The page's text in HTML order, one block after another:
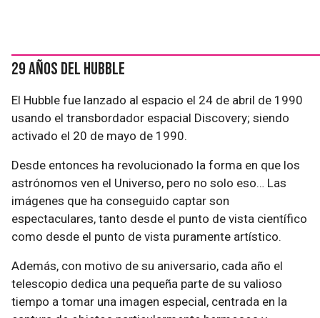
29 años del Hubble
El Hubble fue lanzado al espacio el 24 de abril de 1990
usando el transbordador espacial Discovery; siendo
activado el 20 de mayo de 1990.
Desde entonces ha revolucionado la forma en que los
astrónomos ven el Universo, pero no solo eso… Las
imágenes que ha conseguido captar son
espectaculares, tanto desde el punto de vista científico
como desde el punto de vista puramente artístico.
Además, con motivo de su aniversario, cada año el
telescopio dedica una pequeña parte de su valioso
tiempo a tomar una imagen especial, centrada en la